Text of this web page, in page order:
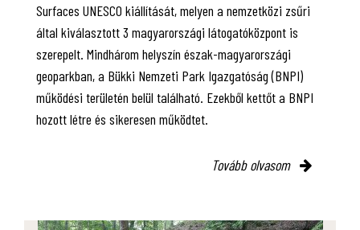
Surfaces UNESCO kiállítását, melyen a nemzetközi zsűri
által kiválasztott 3 magyarországi látogatóközpont is
szerepelt. Mindhárom helyszín észak-magyarországi
geoparkban, a Bükki Nemzeti Park Igazgatóság (BNPI)
működési területén belül található. Ezekből kettőt a BNPI
hozott létre és sikeresen működtet.
Tovább olvasom